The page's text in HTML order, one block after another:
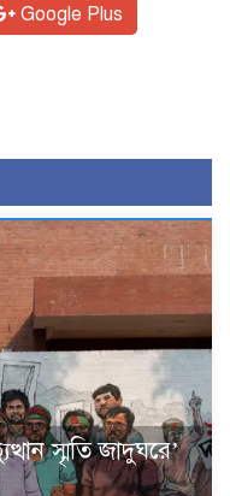
Google Plus
স্মৃতি জাদুঘরে’